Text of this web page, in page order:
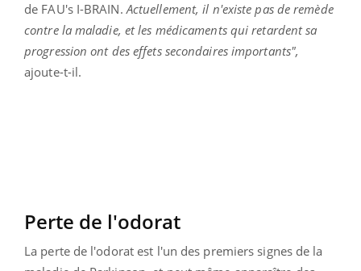
de FAU's I-BRAIN.Actuellement, il n'existe pas de remède
contre la maladie, et les médicaments qui retardent sa
progression ont des effets secondaires importants",
ajoute-t-il.
Perte de l'odorat
La perte de l'odorat est l'un des premiers signes de la